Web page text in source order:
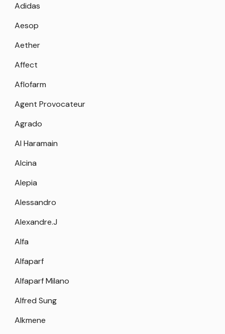
Adidas
Aesop
Aether
Affect
Aflofarm
Agent Provocateur
Agrado
Al Haramain
Alcina
Alepia
Alessandro
Alexandre.J
Alfa
Alfaparf
Alfaparf Milano
Alfred Sung
Alkmene